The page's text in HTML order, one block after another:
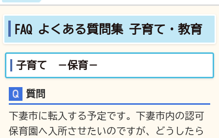
FAQ よくある質問集 子育て・教育
子育て －保育－
質問
下妻市に転入する予定です。下妻市内の認可
保育園へ入所させたいのですが、どうしたら